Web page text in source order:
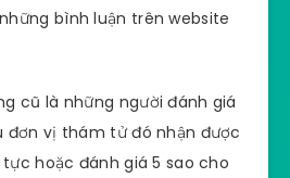
bình luận trên website
cũ là những người đánh giá
đơn vị thám tử đó nhận được
hoặc đánh giá 5 sao cho